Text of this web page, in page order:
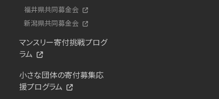
福井県共同募金会
新潟県共同募金会
マンスリー寄付挑戦プログ
ラム
小さな団体の寄付募集応
援プログラム